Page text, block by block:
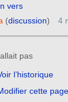
vers
(discussion) 4
pas
l’historique
cette page